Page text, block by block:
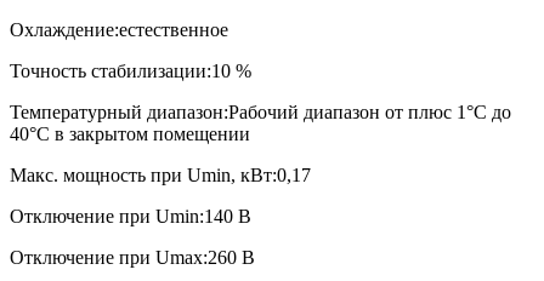
Охлаждение:естественное
Точность стабилизации:10 %
Температурный диапазон:Рабочий диапазон от плюс 1°С до
40°С в закрытом помещении
Макс. мощность при Umin, кВт:0,17
Отключение при Umin:140 В
Отключение при Umax:260 В